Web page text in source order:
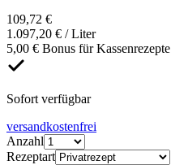
109,72 €
1.097,20 € / Liter
5,00 € Bonus für Kassenrezepte
Sofort verfügbar
versandkostenfrei
Anzahl
Rezeptart